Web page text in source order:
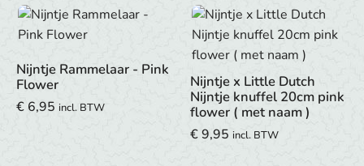
was:
€ 29,95.
is:
€ 24,95.
Nijntje Rammelaar - Pink
Flower
€ 6,95 incl. BTW
Nijntje x Little Dutch
Nijntje knuffel 20cm pink
flower ( met naam )
€9,95 incl. BTW